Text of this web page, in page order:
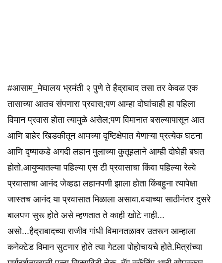
#आसाम_मेघालय भ्रमंती २ पुणे ते हैद्राबाद तसा तर केवळ एक
तासाच्या आतच संपणारा प्रवास;पण आम्हा दोघांचाही हा पहिला
विमान प्रवास होता त्यामुळे असेल;पण विमानात बसल्यापासून आत
आणि बाहेर खिडकीतून आमच्या दृष्टिक्षेपात येणाऱ्या प्रत्येक घटना
आणि दृष्याकडे अगदी लहान मुलाच्या कुतूहलाने आम्ही दोघेही बघत
होतो.आयुष्यातल्या पहिल्या एस टी प्रवासाचा किंवा पहिल्या रेल्वे
प्रवासाचा आनंद जेव्हढा लहानपणी झाला होता किंबहुना त्यापेक्षा
जास्तच आनंद या प्रवासात मिळाला असावा.वयाच्या साठीनंतर दुसरे
बालपण सुरू होते असे म्हणतात ते काही खोटे नाही...
असो...हैद्राबादच्या राजीव गांधी विमानतळावर उतरून आम्हाला
कनेक्टेड विमान सुटणार होते त्या गेटला पोहोचायचे होते.मित्रांच्या